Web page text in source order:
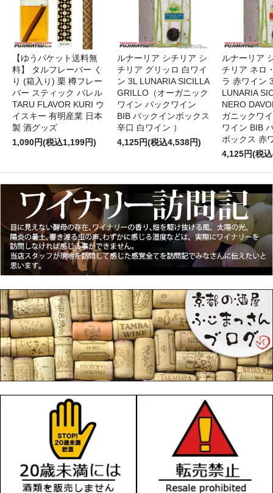
【ゆうパケット送料無
料】 タルフレーバー く
り (箱入り) 栗 樽フレー
バー スティック バレル
TARU FLAVOR KURI ウ
イスキー 有明産業 日本
製 酒グッズ
1,090円(税込1,199円)
ルナーリア シチリア シ
チリア グリッロ 白ワイ
ン 3L LUNARIA SICILLA
GRILLO（オーガニック
ワイン パックワイン
BIB バックインボックス
辛口 白ワイン ）
4,125円(税込4,538円)
ルナーリア
チリア ネロ
ラ 赤ワイ
LUNARIA
NERO
ガニックワ
ワイン BIB
ボックス 赤
4,125円(税